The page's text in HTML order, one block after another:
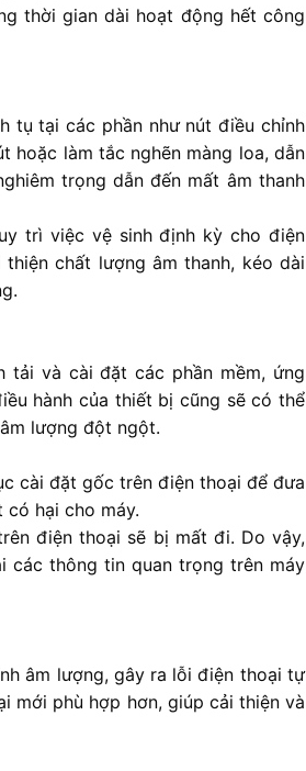
thời gian dài hoạt động hết công
tụ tại các phần như nút điều chỉnh
hoặc làm tắc nghẽn màng loa, dẫn
trọng dẫn đến mất âm thanh
trì việc vệ sinh định kỳ cho điện
chất lượng âm thanh, kéo dài
và cài đặt các phần mềm, ứng
hành của thiết bị cũng sẽ có thể
lượng đột ngột.
cài đặt gốc trên điện thoại để đưa
hại cho máy.
điện thoại sẽ bị mất đi. Do vậy,
các thông tin quan trọng trên máy
âm lượng, gây ra lỗi điện thoại tự
mới phù hợp hơn, giúp cải thiện và